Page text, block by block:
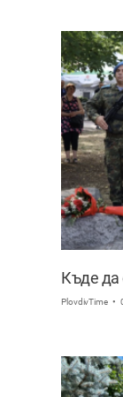
Къде да
PlovdivTime